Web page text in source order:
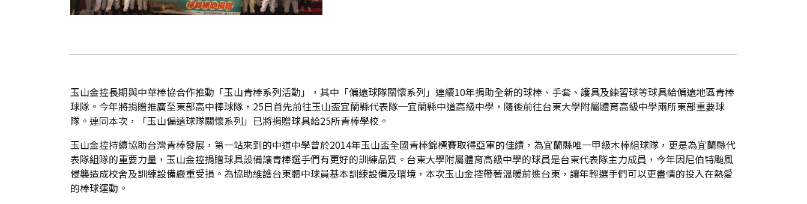
玉山金控長期與中華棒協合作推動「玉山青棒系列活動」，其中「偏遠球隊關懷系列」連續10年捐助全新的球棒、手套、護具及練習球等球具給偏遠地區青棒
球隊。今年將捐贈推廣至東部高中棒球隊，25日首先前往玉山盃宜蘭縣代表隊─宜蘭縣中道高級中學，隨後前往台東大學附屬體育高級中學兩所東部重要球
隊。連同本次，「玉山偏遠球隊關懷系列」已將捐贈球具給25所青棒學校。
玉山金控持續協助台灣青棒發展，第一站來到的中道中學曾於2014年玉山盃全國青棒錦標賽取得亞軍的佳績，為宜蘭縣唯一甲級木棒組球隊，更是為宜蘭縣代
表隊組隊的重要力量，玉山金控捐贈球具設備讓青棒選手們有更好的訓練品質。台東大學附屬體育高級中學的球員是台東代表隊主力成員，今年因尼伯特颱風
侵襲造成校舍及訓練設備嚴重受損。為協助維護台東體中球員基本訓練設備及環境，本次玉山金控帶著溫暖前進台東，讓年輕選手們可以更盡情的投入在熱愛
的棒球運動。